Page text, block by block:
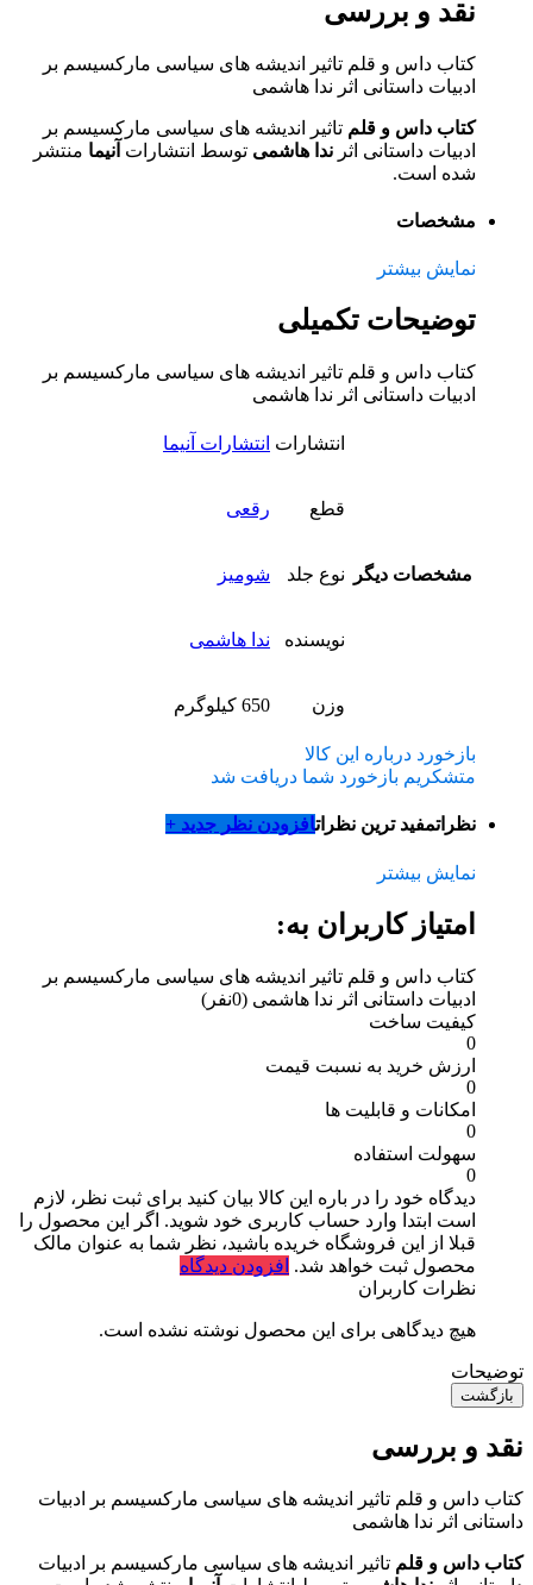
نقد و بررسی
کتاب داس و قلم تاثیر اندیشه های سیاسی مارکسیسم بر
ادبیات داستانی اثر ندا هاشمی
کتاب داس و قلم تاثیر اندیشه های سیاسی مارکسیسم بر
ادبیات داستانی اثر ندا هاشمی توسط انتشارات آنیما منتشر
شده است.
مشخصات
نمایش بیشتر
توضیحات تکمیلی
کتاب داس و قلم تاثیر اندیشه های سیاسی مارکسیسم بر
ادبیات داستانی اثر ندا هاشمی
مشخصات دیگر
انتشارات انتشارات آنیما
قطع رقعی
نوع جلد شومیز
نویسنده ندا هاشمی
وزن 650 کیلوگرم
بازخورد درباره این کالا
متشکریم بازخورد شما دریافت شد
نظراتمفید ترین نظراتافزودن نظر جدید +
نمایش بیشتر
امتیاز کاربران به:
کتاب داس و قلم تاثیر اندیشه های سیاسی مارکسیسم بر
ادبیات داستانی اثر ندا هاشمی (0نفر)
کیفیت ساخت
0
ارزش خرید به نسبت قیمت
0
امکانات و قابلیت ها
0
سهولت استفاده
0
دیدگاه خود را در باره این کالا بیان کنید برای ثبت نظر، لازم
است ابتدا وارد حساب کاربری خود شوید. اگر این محصول را
قبلا از این فروشگاه خریده باشید، نظر شما به عنوان مالک
محصول ثبت خواهد شد. افزودن دیدگاه
نظرات کاربران
هیچ دیدگاهی برای این محصول نوشته نشده است.
توضیحات
بازگشت
نقد و بررسی
کتاب داس و قلم تاثیر اندیشه های سیاسی مارکسیسم بر ادبیات
داستانی اثر ندا هاشمی
کتاب داس و قلم تاثیر اندیشه های سیاسی مارکسیسم بر ادبیات